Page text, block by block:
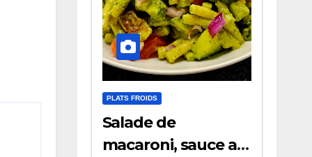
PLATS FROIDS
Salade de
macaroni, sauce au